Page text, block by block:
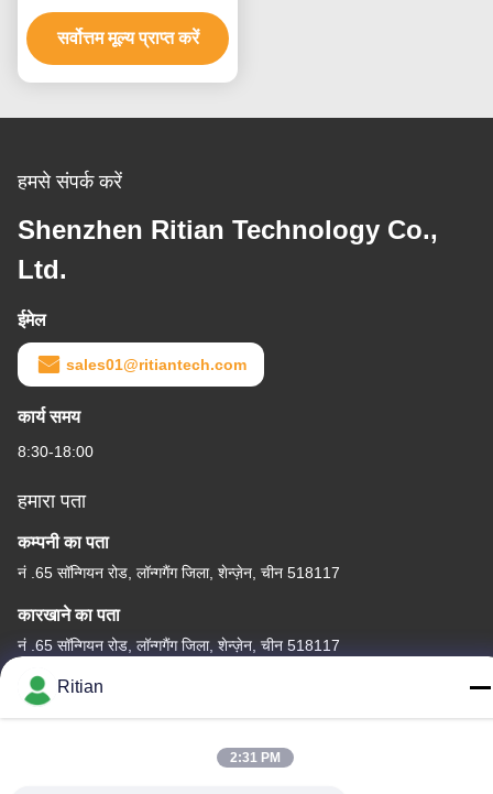
प्रतिरोधी एल्यूमिनियम सुरक्षात्मक
फिल्म
सर्वोत्तम मूल्य प्राप्त करें
हमसे संपर्क करें
Shenzhen Ritian Technology Co.,
Ltd.
ईमेल
sales01@ritiantech.com
कार्य समय
8:30-18:00
हमारा पता
कम्पनी का पता
नं .65 सॉन्गियन रोड, लॉन्गगैंग जिला, शेन्ज़ेन, चीन 518117
कारखाने का पता
नं .65 सॉन्गियन रोड, लॉन्गगैंग जिला, शेन्ज़ेन, चीन 518117
टेलीफोन
+86-755-84080323
Ritian
2:31 PM